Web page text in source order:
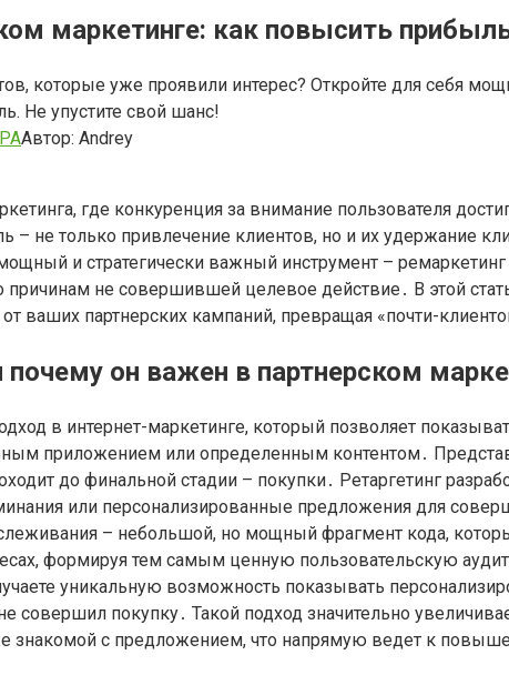
маркетинге: как повысить
которые уже проявили интерес? Откройте для себя
Не упустите свой шанс!
Автор: Andrey
где конкуренция за внимание пользователя
– не только привлечение клиентов, но и их удержание
и стратегически важный инструмент – ремаркетинг
не совершившей целевое действие․ В этой
ваших партнерских кампаний, превращая «почти-
почему он важен в партнерском
в интернет-маркетинге, который позволяет
приложением или определенным контентом․
до финальной стадии – покупки․ Ретаргетинг
или персонализированные предложения для
– небольшой, но мощный фрагмент кода,
формируя тем самым ценную пользовательскую
уникальную возможность показывать
совершил покупку․ Такой подход значительно
знакомой с предложением, что напрямую ведет к